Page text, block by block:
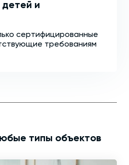
и
сертифицированные
требованиям
типы объектов